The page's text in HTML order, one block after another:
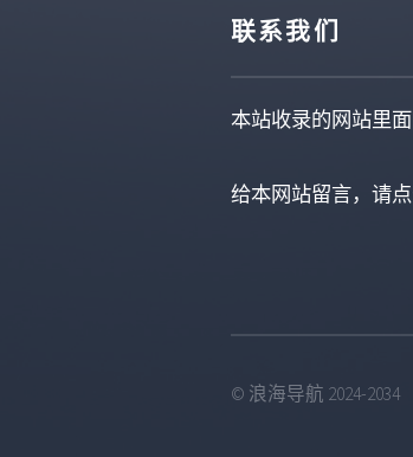
联系我们
本站收录的网站里
给本网站留言，请
© 浪海导航 2024-2034